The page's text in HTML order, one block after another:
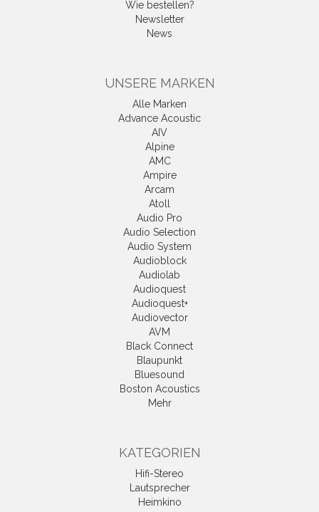
Wie bestellen?
Newsletter
News
UNSERE MARKEN
Alle Marken
Advance Acoustic
AIV
Alpine
AMC
Ampire
Arcam
Atoll
Audio Pro
Audio Selection
Audio System
Audioblock
Audiolab
Audioquest
Audioquest+
Audiovector
AVM
Black Connect
Blaupunkt
Bluesound
Boston Acoustics
Mehr
KATEGORIEN
Hifi-Stereo
Lautsprecher
Heimkino